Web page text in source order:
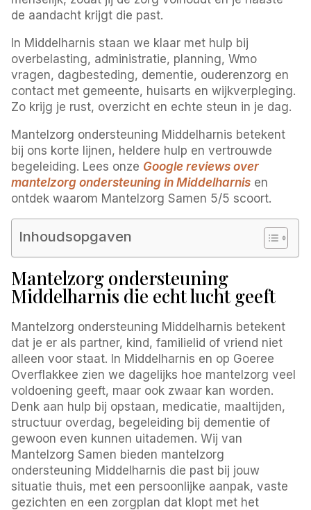
de aandacht krijgt die past.
In Middelharnis staan we klaar met hulp bij
overbelasting, administratie, planning, Wmo
vragen, dagbesteding, dementie, ouderenzorg en
contact met gemeente, huisarts en wijkverpleging.
Zo krijg je rust, overzicht en echte steun in je dag.
Mantelzorg ondersteuning Middelharnis betekent
bij ons korte lijnen, heldere hulp en vertrouwde
begeleiding. Lees onze Google reviews over
mantelzorg ondersteuning in Middelharnis en
ontdek waarom Mantelzorg Samen 5/5 scoort.
Inhoudsopgaven
Mantelzorg ondersteuning
Middelharnis die echt lucht geeft
Mantelzorg ondersteuning Middelharnis betekent
dat je er als partner, kind, familielid of vriend niet
alleen voor staat. In Middelharnis en op Goeree
Overflakkee zien we dagelijks hoe mantelzorg veel
voldoening geeft, maar ook zwaar kan worden.
Denk aan hulp bij opstaan, medicatie, maaltijden,
structuur overdag, begeleiding bij dementie of
gewoon even kunnen uitademen. Wij van
Mantelzorg Samen bieden mantelzorg
ondersteuning Middelharnis die past bij jouw
situatie thuis, met een persoonlijke aanpak, vaste
gezichten en een zorgplan dat klopt met het